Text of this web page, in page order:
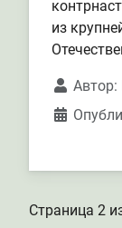
из
Автор:
Страница 2